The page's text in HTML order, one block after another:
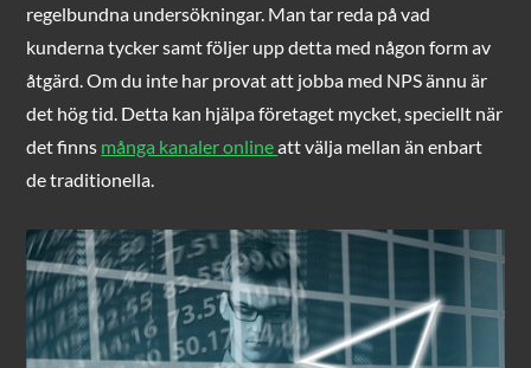
regelbundna undersökningar. Man tar reda på vad
kunderna tycker samt följer upp detta med någon form av
åtgärd. Om du inte har provat att jobba med NPS ännu är
det hög tid. Detta kan hjälpa företaget mycket, speciellt när
det finns många kanaler onlineatt välja mellan än enbart
de traditionella.